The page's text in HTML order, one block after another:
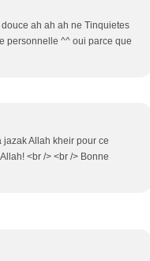
ah ah ah ne Tinquietes
personnelle ^^ oui parce que
Allah kheir pour ce
<br /> <br /> Bonne